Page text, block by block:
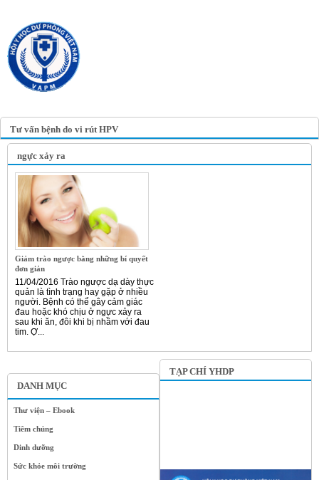
Tư vấn bệnh do vi rút HPV
DANH MỤC
Thư viện – Ebook
Tiêm chủng
Dinh dưỡng
Sức khỏe môi trường
ngực xảy ra
Giảm trào ngược bằng những bí quyết
đơn giản
11/04/2016 Trào ngược dạ dày thực
quản là tình trạng hay gặp ở nhiều
người. Bệnh có thể gây cảm giác
đau hoặc khó chịu ở ngực xảy ra
sau khi ăn, đôi khi bị nhầm với đau
tim. Ợ...
TẠP CHÍ YHDP